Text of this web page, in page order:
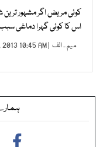
کوئی مریض اگر مشہور
اس کا کوئی گہرا دماغی
میم ۔ الف | AUG 25, 2013 10:45 AM |